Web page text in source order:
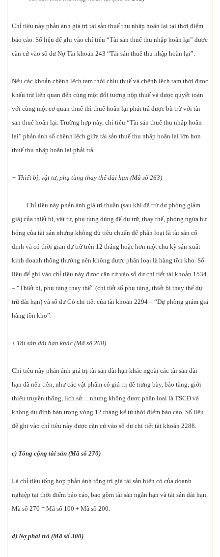
Chỉ tiêu này phản ánh giá trị tài sản thuế thu nhâp hoãn lại tại thời điểm
báo cáo. Số liệu để ghi vào chỉ tiêu “Tài sản thuế thu nhập hoãn lại” được
căn cứ vào số dư Nợ Tài khoản 243 “Tài sản thuế thu nhập hoãn lại”.
Nếu các khoản chênh lệch tạm thời chịu thuế và chênh lệch tạm thời được
khấu trừ liên quan đến cùng một đối tượng nộp thuế và được quyết toán
với cùng một cơ quan thuế thì thuế hoãn lại phải trả được bù trừ với tài
sản thuế hoãn lại. Trường hợp này, chỉ tiêu “Tài sản thuế thu nhập hoãn
lại” phản ánh số chênh lệch giữa tài sản thuế thu nhập hoãn lại lớn hơn
thuế thu nhập hoãn lại phải trả.
+ Thiết bị, vật tư, phụ tùng thay thế dài hạn (Mã số 263)
Chỉ tiêu này phản ánh giá trị thuần (sau khi đã trừ dự phòng giảm
giá) của thiết bị, vật tư, phụ tùng dùng để dự trữ, thay thế, phòng ngừa hư
hỏng của tài sản nhưng không đủ tiêu chuẩn để phân loại là tài sản cố
định và có thời gian dự trữ trên 12 tháng hoặc hơn một chu kỳ sản xuất
kinh doanh thông thường nên không được phân loại là hàng tồn kho. Số
liệu để ghi vào chỉ tiêu này được căn cứ vào số dư chi tiết tài khoản 1534
– “Thiết bị, phụ tùng thay thế” (chi tiết số phụ tùng, thiết bị thay thế dự
trữ dài hạn) và số dư Có chi tiết của tài khoản 2294 – “Dự phòng giảm giá
hàng tồn kho”.
+ Tài sản dài hạn khác (Mã số 268)
Chỉ tiêu này phản ánh giá trị tài sản dài hạn khác ngoài các tài sản dài
hạn đã nêu trên, như các vật phẩm có giá trị để trưng bày, bảo tàng, giới
thiệu truyền thống, lịch sử… nhưng không được phân loại là TSCĐ và
không dự định bán trong vòng 12 tháng kể từ thời điểm báo cáo. Số liệu
để ghi vào chỉ tiêu này được căn cứ vào số dư chi tiết tài khoản 2288.
c) Tổng cộng tài sản (Mã số 270)
Là chỉ tiêu tổng hợp phản ánh tổng trị giá tài sản hiện có của doanh
nghiệp tại thời điểm báo cáo, bao gồm tài sản ngắn hạn và tài sản dài hạn.
Mã số 270 = Mã số 100 + Mã số 200.
d) Nợ phải trả (Mã số 300)